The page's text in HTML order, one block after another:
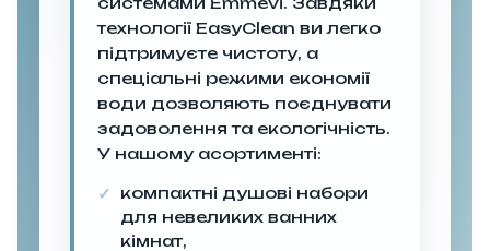
технології EasyClean ви легко
підтримуєте чистоту, а
спеціальні режими економії
води дозволяють поєднувати
задоволення та екологічність.
У нашому асортименті:
компактні душові набори
для невеликих ванних
кімнат,